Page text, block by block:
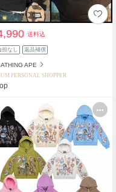
送料込
なし 返品補償
APE
PERSONAL SHOPPER